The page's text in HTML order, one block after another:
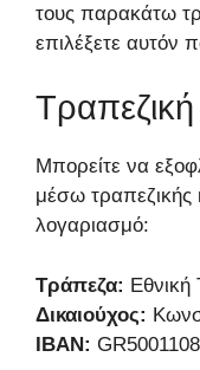
τους παρακάτω
επιλέξετε αυτόν
Μπορείτε να
μέσω
λογαριασμό:
Τράπεζα:
Δικαιούχος:
IBAN: